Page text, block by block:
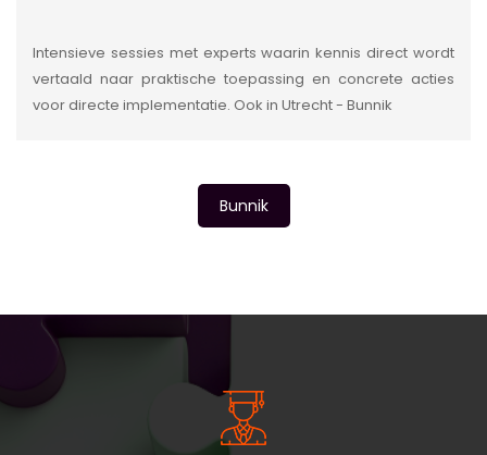
Intensieve sessies met experts waarin kennis direct wordt
vertaald naar praktische toepassing en concrete acties
voor directe implementatie. Ook in Utrecht - Bunnik
Bunnik
INSIDE INFORMATIE